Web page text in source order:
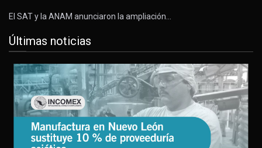
El SAT y la ANAM anunciaron la ampliación…
Últimas noticias